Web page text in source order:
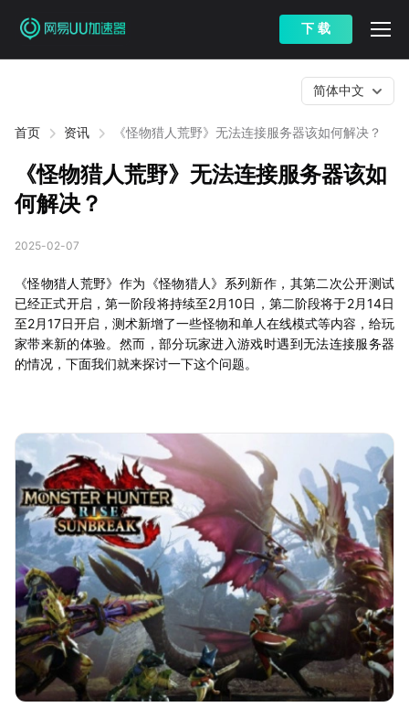
下 载
首页 资讯 《怪物猎人荒野》无法连接服务器该如何解决？
简体中文
《怪物猎人荒野》无法连接服务器该如
何解决？
2025-02-07
《怪物猎人荒野》作为《怪物猎人》系列新作，其第二次公开测试
已经正式开启，第一阶段将持续至2月10日，第二阶段将于2月14日
至2月17日开启，测术新增了一些怪物和单人在线模式等内容，给玩
家带来新的体验。然而，部分玩家进入游戏时遇到无法连接服务器
的情况，下面我们就来探讨一下这个问题。